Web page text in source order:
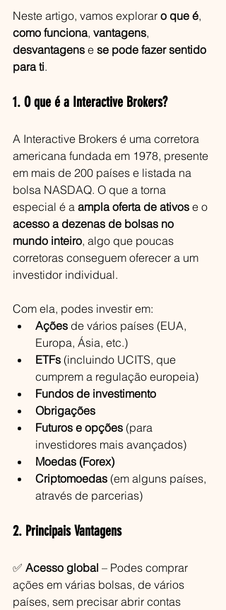
Neste artigo, vamos explorar o que é,
como funciona, vantagens,
desvantagens e se pode fazer sentido
para ti.
1. O que é a Interactive Brokers?
A Interactive Brokers é uma corretora
americana fundada em 1978, presente
em mais de 200 países e listada na
bolsa NASDAQ. O que a torna
especial é a ampla oferta de ativos e o
acesso a dezenas de bolsas no
mundo inteiro, algo que poucas
corretoras conseguem oferecer a um
investidor individual.
Com ela, podes investir em:
Ações de vários países (EUA,
Europa, Ásia, etc.)
ETFs (incluindo UCITS, que
cumprem a regulação europeia)
Fundos de investimento
Obrigações
Futuros e opções (para
investidores mais avançados)
Moedas (Forex)
Criptomoedas (em alguns países,
através de parcerias)
2. Principais Vantagens
✅ Acesso global – Podes comprar
ações em várias bolsas, de vários
países, sem precisar abrir contas